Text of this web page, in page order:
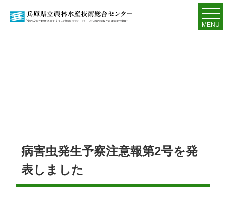
MENU
病害虫発生予察注意報第2号を発
表しました